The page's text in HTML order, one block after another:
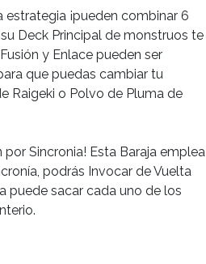
¡pueden combinar 6
Deck Principal de monstruos te
y Enlace pueden ser
que puedas cambiar tu
Raigeki o Polvo de Pluma de
Sincronia! Esta Baraja emplea
podrás Invocar de Vuelta
puede sacar cada uno de los